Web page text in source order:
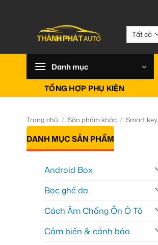
Danh mục
TỔNG HỢP PHỤ KIỆN
Trang chủ / Sản phẩm khác / Smart key
DANH MỤC SẢN PHẨM
Android Box
Bọc ghế da
Cách Âm Chống Ồn Ô Tô
Cảm biến & cảnh báo